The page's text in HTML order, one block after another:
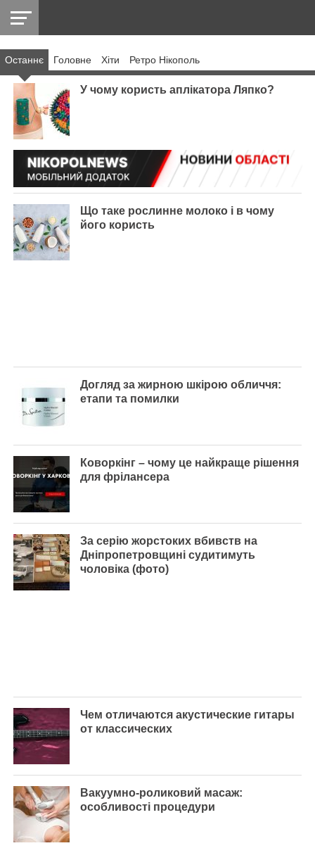
НІКОПОЛЬ
РАЙОН
СІЧЕСЛАВСЬКА
УКРАЇНА
РЕТРО
ЛАЙТ
УКРАЇНА
ДОПОМОГА
Останнє Головнe Хіти Ретро Нікополь
У чому користь аплікатора Ляпко?
Що таке рослинне молоко і в чому
його користь
Догляд за жирною шкірою обличчя:
етапи та помилки
Коворкінг – чому це найкраще рішення
для фрілансера
За серію жорстоких вбивств на
Дніпропетровщині судитимуть
чоловіка (фото)
Чем отличаются акустические гитары
от классических
Вакуумно-роликовий масаж:
особливості процедури